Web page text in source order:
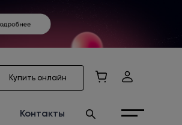
Купить онлайн
Контакты